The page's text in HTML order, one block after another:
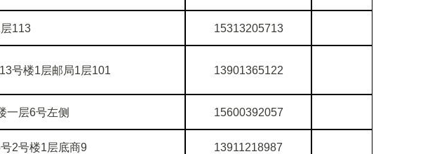
113 15313205713
号楼1层邮局1层101 13901365122
一层6号左侧 15600392057
2号楼1层底商9 13911218987